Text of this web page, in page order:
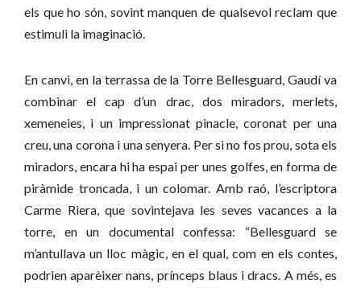
els que ho són, sovint manquen de qualsevol reclam que
estimuli la imaginació.
En canvi, en la terrassa de la Torre Bellesguard, Gaudí va
combinar el cap d’un drac, dos miradors, merlets,
xemeneies, i un impressionat pinacle, coronat per una
creu, una corona i una senyera. Per si no fos prou, sota els
miradors, encara hi ha espai per unes golfes, en forma de
piràmide troncada, i un colomar. Amb raó, l’escriptora
Carme Riera, que sovintejava les seves vacances a la
torre, en un documental confessa: “Bellesguard se
m’antullava un lloc màgic, en el qual, com en els contes,
podrien aparèixer nans, prínceps blaus i dracs. A més, es